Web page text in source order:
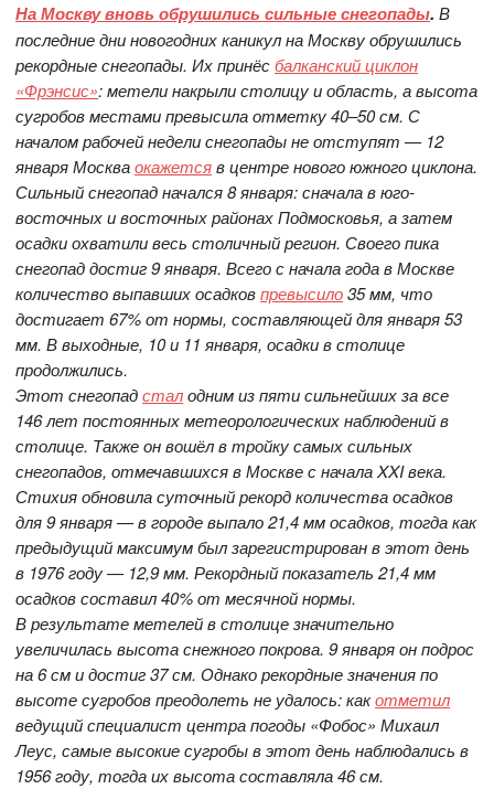
На Москву вновь обрушились сильные снегопады.В
последние дни новогодних каникул на Москву обрушились
рекордные снегопады. Их принёсбалканский циклон
«Фрэнсис»: метели накрыли столицу и область, а высота
сугробов местами превысила отметку 40–50 см. С
началом рабочей недели снегопады не отступят — 12
января Москваокажетсяв центре нового южного циклона.
Сильный снегопад начался 8 января: сначала в юго-
восточных и восточных районах Подмосковья, а затем
осадки охватили весь столичный регион. Своего пика
снегопад достиг 9 января. Всего с начала года в Москве
количество выпавших осадковпревысило35 мм, что
достигает 67% от нормы, составляющей для января 53
мм. В выходные, 10 и 11 января, осадки в столице
продолжились.
Этот снегопадсталодним из пяти сильнейших за все
146 лет постоянных метеорологических наблюдений в
столице. Также он вошёл в тройку самых сильных
снегопадов, отмечавшихся в Москве с начала XXI века.
Стихия обновила суточный рекорд количества осадков
для 9 января — в городе выпало 21,4 мм осадков, тогда как
предыдущий максимум был зарегистрирован в этот день
в 1976 году — 12,9 мм. Рекордный показатель 21,4 мм
осадков составил 40% от месячной нормы.
В результате метелей в столице значительно
увеличилась высота снежного покрова. 9 января он подрос
на 6 см и достиг 37 см. Однако рекордные значения по
высоте сугробов преодолеть не удалось: какотметил
ведущий специалист центра погоды «Фобос» Михаил
Леус, самые высокие сугробы в этот день наблюдались в
1956 году, тогда их высота составляла 46 см.